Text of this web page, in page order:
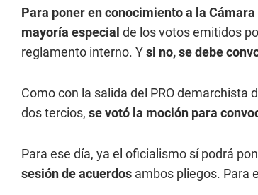
Para poner en conocimiento a la
mayoría especial de los votos emitidos
reglamento interno. Ysi no, se debe
Como con la salida del PRO
dos tercios, se votó la moción para
Para ese día, ya el oficialismo sí podrá
sesión de acuerdos ambos pliegos. Para